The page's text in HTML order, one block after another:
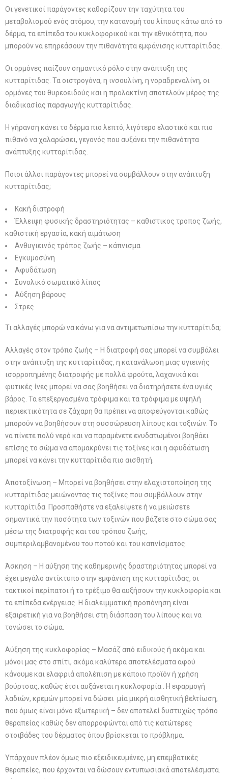
Οι γενετικοί παράγοντες καθορίζουν την ταχύτητα του
μεταβολισμού ενός ατόμου, την κατανομή του λίπους κάτω από το
δέρμα, τα επίπεδα του κυκλοφορικού και την εθνικότητα, που
μπορούν να επηρεάσουν την πιθανότητα εμφάνισης κυτταρίτιδας.
Οι ορμόνες παίζουν σημαντικό ρόλο στην ανάπτυξη της
κυτταρίτιδας. Τα οιστρογόνα, η ινσουλίνη, η νοραδρεναλίνη, οι
ορμόνες του θυρεοειδούς και η προλακτίνη αποτελούν μέρος της
διαδικασίας παραγωγής κυτταρίτιδας.
Η γήρανση κάνει το δέρμα πιο λεπτό, λιγότερο ελαστικό και πιο
πιθανό να χαλαρώσει, γεγονός που αυξάνει την πιθανότητα
ανάπτυξης κυτταρίτιδας.
Ποιοι άλλοι παράγοντες μπορεί να συμβάλλουν στην ανάπτυξη
κυτταρίτιδας;
Κακή διατροφή
Έλλειψη φυσικής δραστηριότητας – καθιστικος τροπος ζωής,
καθιστική εργασία, κακή αιμάτωση
Ανθυγιεινός τρόπος ζωής – κάπνισμα
Εγκυμοσύνη
Αφυδάτωση
Συνολικό σωματικό λίπος
Αύξηση βάρους
Στρες
Τι αλλαγές μπορώ να κάνω για να αντιμετωπίσω την κυτταρίτιδα;
Αλλαγές στον τρόπο ζωής – Η διατροφή σας μπορεί να συμβάλει
στην ανάπτυξη της κυτταρίτιδας, η κατανάλωση μιας υγιεινής
ισορροπημένης διατροφής με πολλά φρούτα, λαχανικά και
φυτικές ίνες μπορεί να σας βοηθήσει να διατηρήσετε ένα υγιές
βάρος. Τα επεξεργασμένα τρόφιμα και τα τρόφιμα με υψηλή
περιεκτικότητα σε ζάχαρη θα πρέπει να αποφεύγονται καθώς
μπορούν να βοηθήσουν στη συσσώρευση λίπους και τοξινών. Το
να πίνετε πολύ νερό και να παραμένετε ενυδατωμένοι βοηθάει
επίσης το σώμα να απομακρύνει τις τοξίνες και η αφυδάτωση
μπορεί να κάνει την κυτταρίτιδα πιο αισθητή.
Αποτοξίνωση – Μπορεί να βοηθήσει στην ελαχιστοποίηση της
κυτταρίτιδας μειώνοντας τις τοξίνες που συμβάλλουν στην
κυτταρίτιδα. Προσπαθήστε να εξαλείψετε ή να μειώσετε
σημαντικά την ποσότητα των τοξινών που βάζετε στο σώμα σας
μέσω της διατροφής και του τρόπου ζωής,
συμπεριλαμβανομένου του ποτού και του καπνίσματος.
Άσκηση – Η αύξηση της καθημερινής δραστηριότητας μπορεί να
έχει μεγάλο αντίκτυπο στην εμφάνιση της κυτταρίτιδας, οι
τακτικοί περίπατοι ή το τρέξιμο θα αυξήσουν την κυκλοφορία και
τα επίπεδα ενέργειας. Η διαλειμματική προπόνηση είναι
εξαιρετική για να βοηθήσει στη διάσπαση του λίπους και να
τονώσει το σώμα.
Αύξηση της κυκλοφορίας – Μασάζ από ειδικούς ή ακόμα και
μόνοι μας στο σπίτι, ακόμα καλύτερα αποτελέσματα αφού
κάνουμε και ελαφριά απολέπιση με κάποιο προϊόν ή χρήση
βούρτσας, καθώς έτσι αυξάνεται η κυκλοφορία . Η εφαρμογή
λαδιών, κρεμών μπορεί να δώσει μία μικρή αισθητική βελτίωση,
που όμως είναι μόνο εξωτερική – δεν αποτελεί δυστυχώς τρόπο
θεραπείας καθώς δεν απορροφώνται από τις κατώτερες
στοιβάδες του δέρματος όπου βρίσκεται το πρόβλημα.
Υπάρχουν πλέον όμως πιο εξειδικευμένες, μη επεμβατικές
θεραπείες, που έρχονται να δώσουν εντυπωσιακά αποτελέσματα.